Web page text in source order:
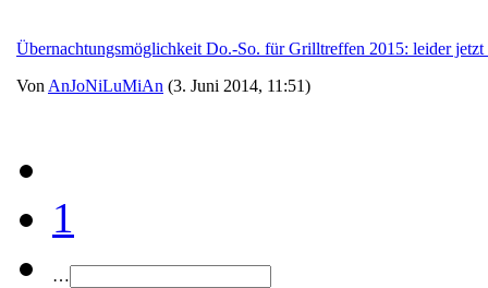
Übernachtungsmöglichkeit Do.-So. für Grilltreffen 2015: leider jetzt
Von AnJoNiLuMiAn (3. Juni 2014, 11:51)
1
…